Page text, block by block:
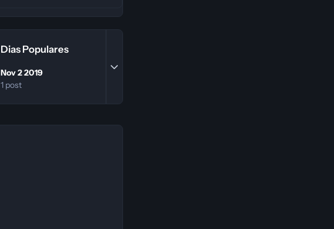
Dias Populares
Nov 2 2019
1 post
Expand topic overview